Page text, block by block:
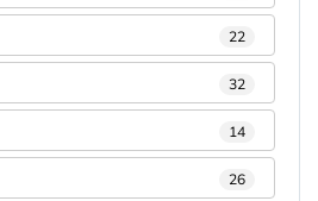
22
32
14
26